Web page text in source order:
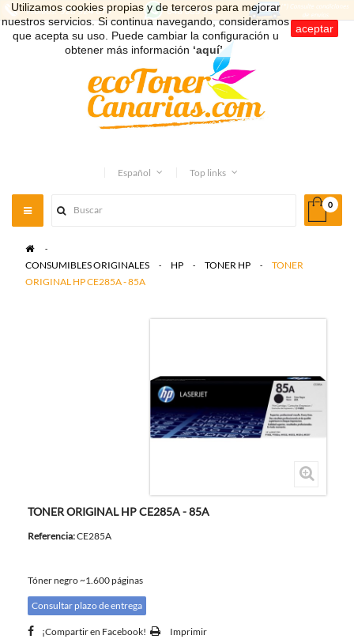
Utilizamos cookies propias y de terceros para mejorar
nuestros servicios. Si continua navegando, consideramos
que acepta su uso. Puede cambiar la configuración u
obtener más información ‘aquí’.
aceptar
Español Top links
0
Toggle
navigation
>
CONSUMIBLES ORIGINALES
> HP > TONER HP >
TONER
ORIGINAL HP CE285A - 85A
TONER ORIGINAL HP CE285A - 85A
Referencia:CE285A
Tóner negro ~1.600 páginas
Consultar plazo de entrega
¡Compartir en Facebook! Imprimir